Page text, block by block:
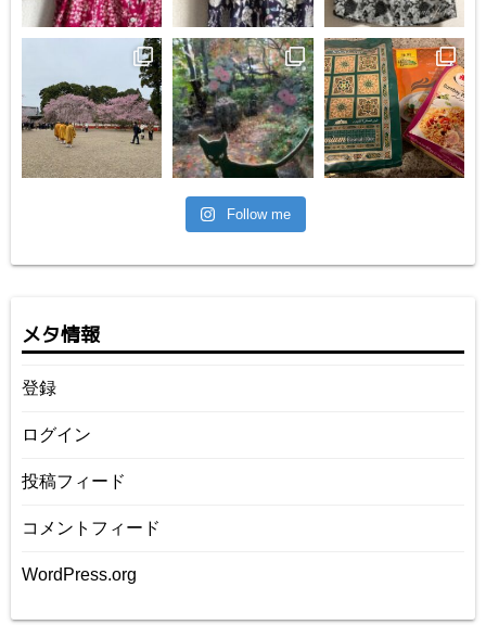
Follow me
メタ情報
登録
ログイン
投稿フィード
コメントフィード
WordPress.org